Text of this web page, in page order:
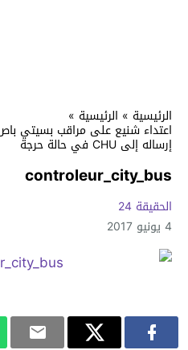
الرئيسية » الرئيسية »
اعتداء شنيع على مراقب بسيتي
إرساله إلى CHU في حالة حرجة
controleur_city_bus
الحقيقة 24
4 يونيو 2017